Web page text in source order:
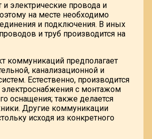
электрические провода и
на месте необходимо
и подключения. В иных
и труб производится на
коммуникаций предполагает
канализационной и
Естественно, производится
электроснабжения с монтажом
оснащения; также делается
Другие коммуникации
исходя из конкретного